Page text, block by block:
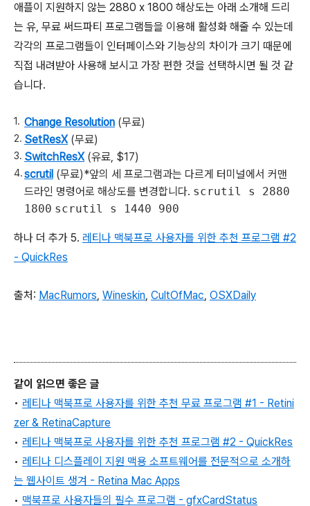
애플이 지원하지 않는 2880 x 1800 해상도는 아래 소개해 드리
는 유, 무료 써드파티 프로그램들을 이용해 활성화 해줄 수 있는데
각각의 프로그램들이 인터페이스와 기능상의 차이가 크기 때문에
직접 내려받아 사용해 보시고 가장 편한 것을 선택하시면 될 것 같
습니다.
Change Resolution (무료)
SetResX(무료)
SwitchResX(유료, $17)
scrutil (무료)*앞의 세 프로그램과는 다르게 터미널에서 커맨
드라인 명령어로 해상도를 변경합니다. scrutil s 2880
1800 scrutil s 1440 900
하나 더 추가 5. 레티나 맥북프로 사용자를 위한 추천 프로그램 #2
- QuickRes
출처: MacRumors, Wineskin, CultOfMac, OSXDaily
같이 읽으면 좋은 글
• 레티나 맥북프로 사용자를 위한 추천 무료 프로그램 #1 - Retini
zer & RetinaCapture
• 레티나 맥북프로 사용자를 위한 추천 프로그램 #2 - QuickRes
• 레티나 디스플레이 지원 맥용 소프트웨어를 전문적으로 소개하
는 웹사이트 생겨 - Retina Mac Apps
• 맥북프로 사용자들의 필수 프로그램 - gfxCardStatus